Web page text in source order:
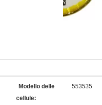
Modello delle
cellule:
553535